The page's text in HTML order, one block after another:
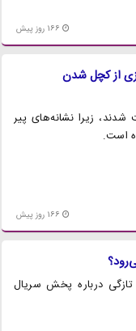
166 روز پیش
از کچل شدن
شدند، زیرا نشانه‌های پیر
است.
166 روز پیش
تازگی درباره پخش سریال